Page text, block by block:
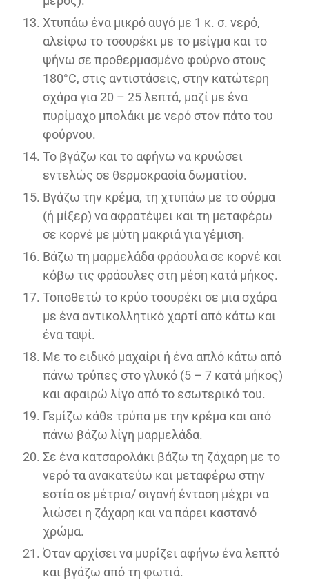
Χτυπάω ένα μικρό αυγό με 1 κ. σ. νερό,
αλείφω το τσουρέκι με το μείγμα και το
ψήνω σε προθερμασμένο φούρνο στους
180°C, στις αντιστάσεις, στην κατώτερη
σχάρα για 20 – 25 λεπτά, μαζί με ένα
πυρίμαχο μπολάκι με νερό στον πάτο του
φούρνου.
Το βγάζω και το αφήνω να κρυώσει
εντελώς σε θερμοκρασία δωματίου.
Βγάζω την κρέμα, τη χτυπάω με το σύρμα
(ή μίξερ) να αφρατέψει και τη μεταφέρω
σε κορνέ με μύτη μακριά για γέμιση.
Βάζω τη μαρμελάδα φράουλα σε κορνέ και
κόβω τις φράουλες στη μέση κατά μήκος.
Τοποθετώ το κρύο τσουρέκι σε μια σχάρα
με ένα αντικολλητικό χαρτί από κάτω και
ένα ταψί.
Με το ειδικό μαχαίρι ή ένα απλό κάτω από
πάνω τρύπες στο γλυκό (5 – 7 κατά μήκος)
και αφαιρώ λίγο από το εσωτερικό του.
Γεμίζω κάθε τρύπα με την κρέμα και από
πάνω βάζω λίγη μαρμελάδα.
Σε ένα κατσαρολάκι βάζω τη ζάχαρη με το
νερό τα ανακατεύω και μεταφέρω στην
εστία σε μέτρια/ σιγανή ένταση μέχρι να
λιώσει η ζάχαρη και να πάρει καστανό
χρώμα.
Όταν αρχίσει να μυρίζει αφήνω ένα λεπτό
και βγάζω από τη φωτιά.